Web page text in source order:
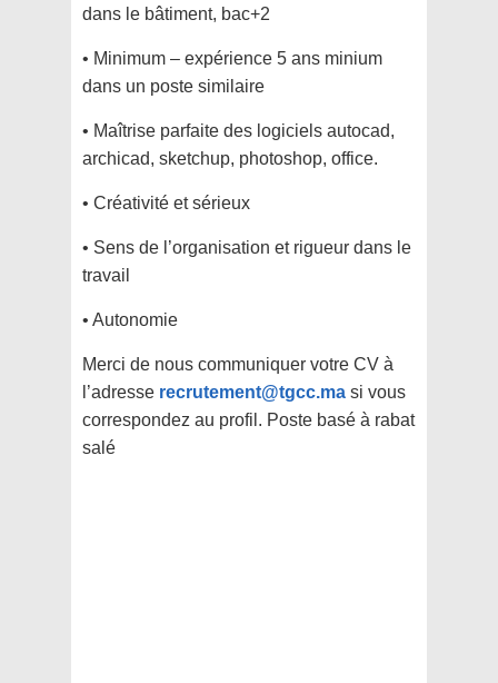
dans le bâtiment, bac+2
• Minimum – expérience 5 ans minium
dans un poste similaire
• Maîtrise parfaite des logiciels autocad,
archicad, sketchup, photoshop, office.
• Créativité et sérieux
• Sens de l’organisation et rigueur dans le
travail
• Autonomie
Merci de nous communiquer votre CV à
l’adresse recrutement@tgcc.ma si vous
correspondez au profil. Poste basé à rabat
salé